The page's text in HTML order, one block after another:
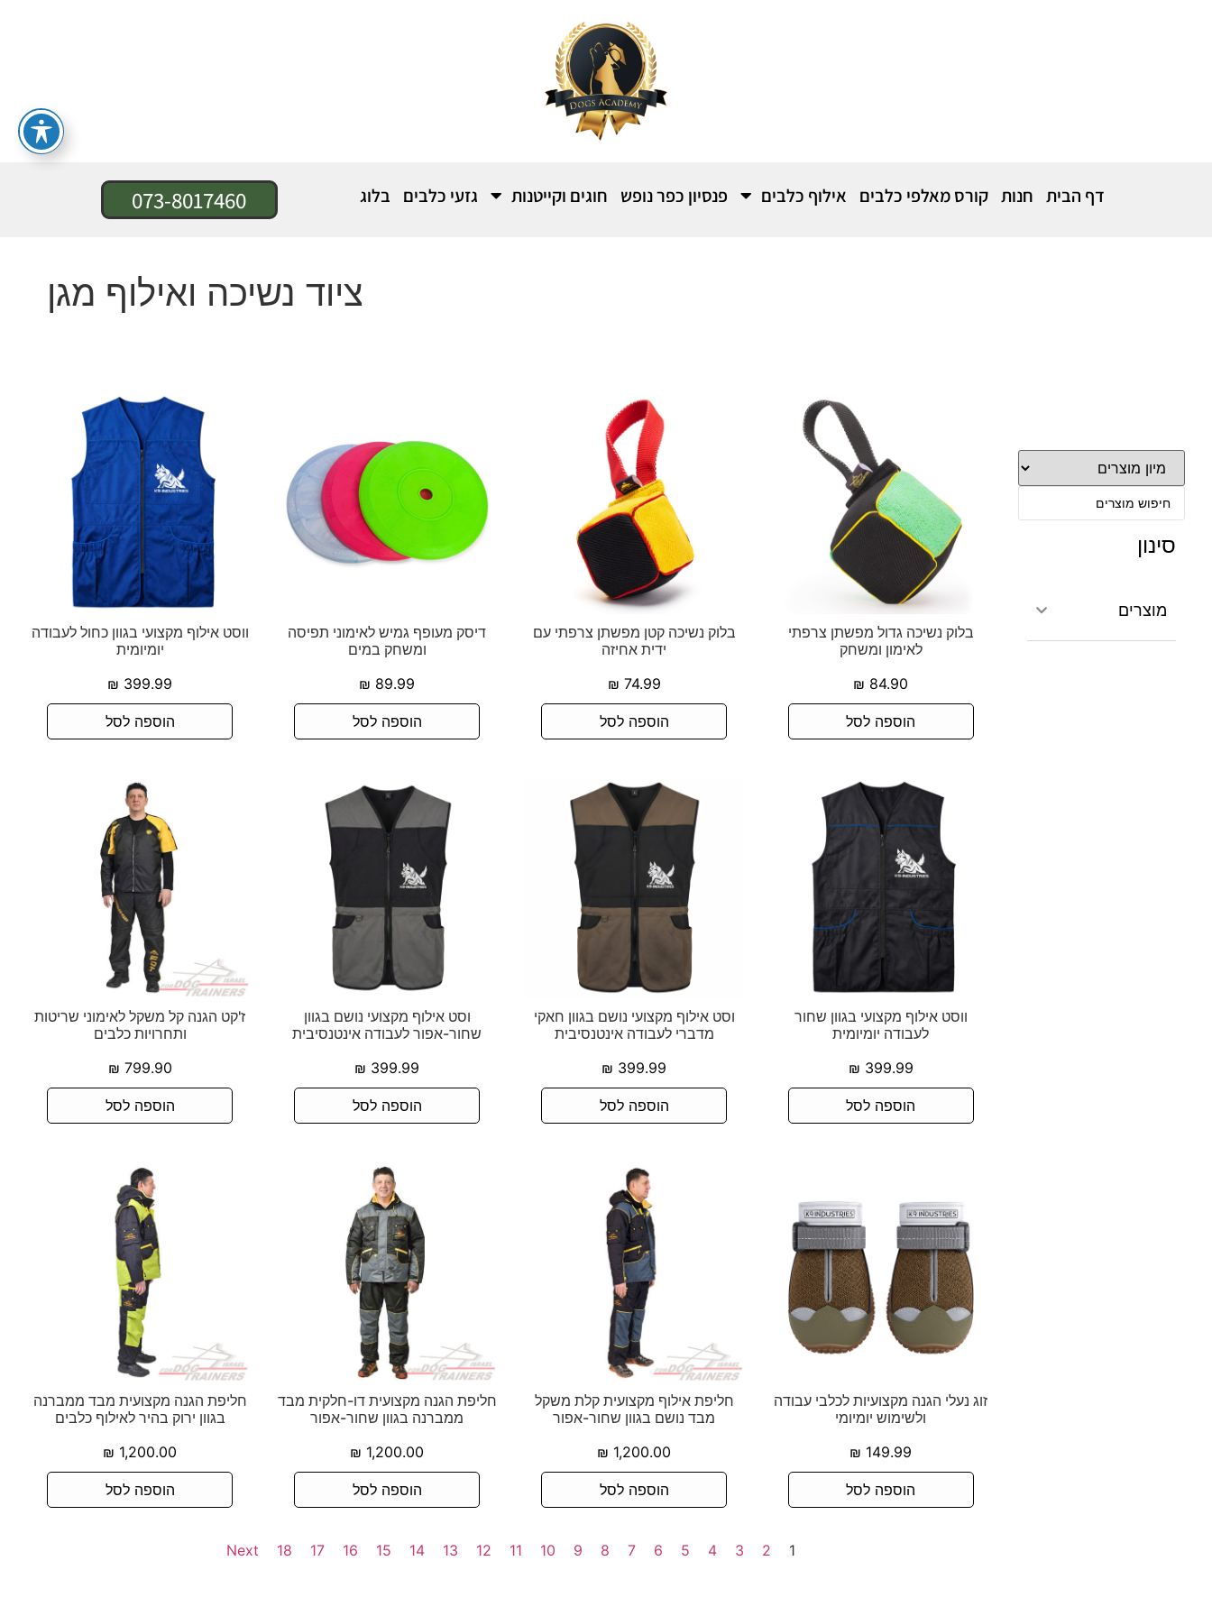
דף הבית חנות קורס מאלפי כלבים אילוף כלבים פנסיון כפר נופש חוגים וקייטנות גזעי כלבים בלוג 073-8017460
ציוד נשיכה ואילוף מגן
סינון
מוצרים
בלוק נשיכה גדול מפשתן צרפתי
לאימון ומשחק
84.90
₪
הוספה לסל
בלוק נשיכה קטן מפשתן צרפתי עם
ידית אחיזה
74.99
₪
הוספה לסל
דיסק מעופף גמיש לאימוני תפיסה
ומשחק במים
89.99
₪
הוספה לסל
ווסט אילוף מקצועי בגוון כחול לעבודה
יומיומית
399.99
₪
הוספה לסל
ווסט אילוף מקצועי בגוון שחור
לעבודה יומיומית
399.99
₪
הוספה לסל
וסט אילוף מקצועי נושם בגוון חאקי
מדברי לעבודה אינטנסיבית
399.99
₪
הוספה לסל
וסט אילוף מקצועי נושם בגוון
שחור-אפור לעבודה אינטנסיבית
399.99
₪
הוספה לסל
ז'קט הגנה קל משקל לאימוני שריטות
ותחרויות כלבים
799.90
₪
הוספה לסל
זוג נעלי הגנה מקצועיות לכלבי עבודה
ולשימוש יומיומי
149.99
₪
הוספה לסל
חליפת אילוף מקצועית קלת משקל
מבד נושם בגוון שחור-אפור
1,200.00
₪
הוספה לסל
חליפת הגנה מקצועית דו-חלקית מבד
ממברנה בגוון שחור-אפור
1,200.00
₪
הוספה לסל
חליפת הגנה מקצועית מבד ממברנה
בגוון ירוק בהיר לאילוף כלבים
1,200.00
₪
הוספה לסל
1
2
3
4
5
6
7
8
9
10
11
12
13
14
15
16
17
18
Next